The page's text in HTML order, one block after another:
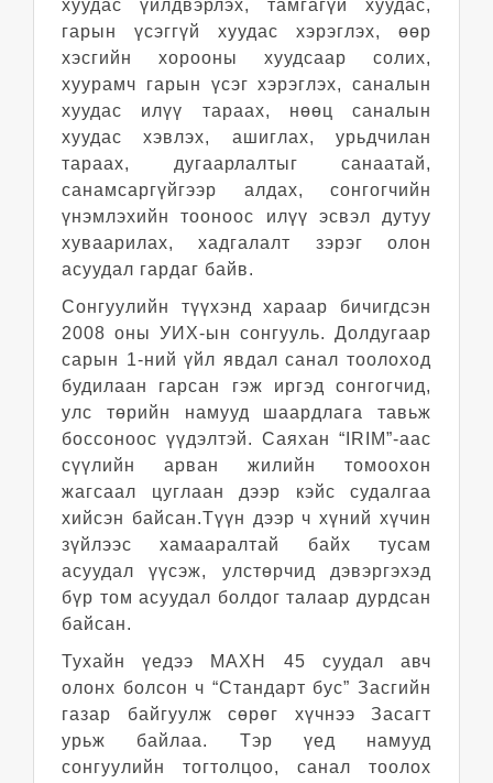
хуудас үйлдвэрлэх, тамгагүй хуудас,
гарын үсэггүй хуудас хэрэглэх, өөр
хэсгийн хорооны хуудсаар солих,
хуурамч гарын үсэг хэрэглэх, саналын
хуудас илүү тараах, нөөц саналын
хуудас хэвлэх, ашиглах, урьдчилан
тараах, дугаарлалтыг санаатай,
санамсаргүйгээр алдах, сонгогчийн
үнэмлэхийн тооноос илүү эсвэл дутуу
хуваарилах, хадгалалт зэрэг олон
асуудал гардаг байв.
Сонгуулийн түүхэнд хараар бичигдсэн
2008 оны УИХ-ын сонгууль. Долдугаар
сарын 1-ний үйл явдал санал тоолоход
будилаан гарсан гэж иргэд сонгогчид,
улс төрийн намууд шаардлага тавьж
боссоноос үүдэлтэй. Саяхан “IRIM”-аас
сүүлийн арван жилийн томоохон
жагсаал цуглаан дээр кэйс судалгаа
хийсэн байсан.Түүн дээр ч хүний хүчин
зүйлээс хамааралтай байх тусам
асуудал үүсэж, улстөрчид дэвэргэхэд
бүр том асуудал болдог талаар дурдсан
байсан.
Тухайн үедээ МАХН 45 суудал авч
олонх болсон ч “Стандарт бус” Засгийн
газар байгуулж сөрөг хүчнээ Засагт
урьж байлаа. Тэр үед намууд
сонгуулийн тогтолцоо, санал тоолох